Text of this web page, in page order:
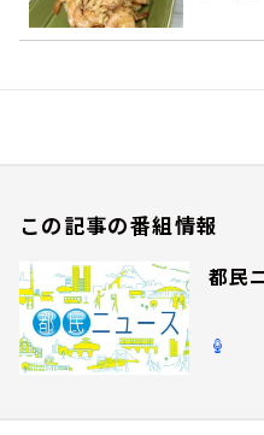
この記事の番組情報
都民